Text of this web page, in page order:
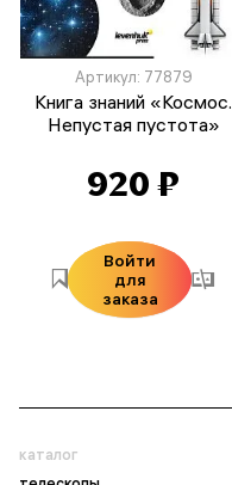
Артикул: 77879
Книга знаний «Космос.
Непустая пустота»
920 ₽
Войти
для
заказа
каталог